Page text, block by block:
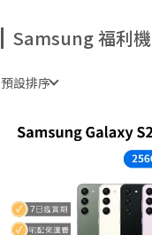
Samsung 福利機
預設排序